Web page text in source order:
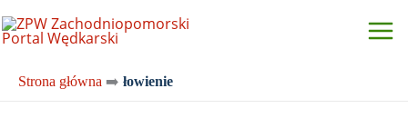
do
Strona główna ➡️ łowienie